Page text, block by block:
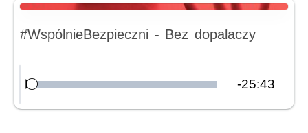
Nagranie audio
#WspólnieBezpieczni - Bez dopalaczy
Odtwórz
Załadowany:
Pozostały
-25:43